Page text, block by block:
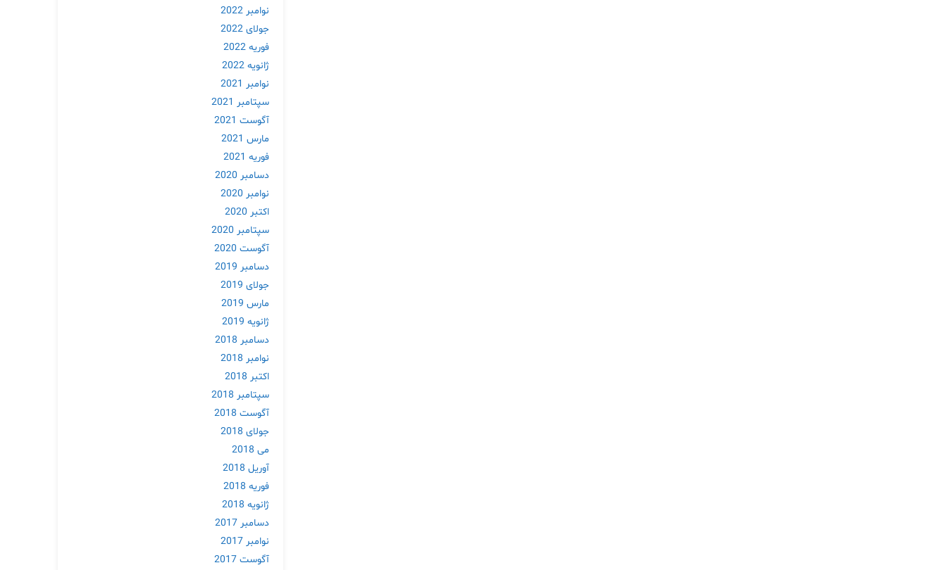
نوامبر 2022
جولای 2022
فوریه 2022
ژانویه 2022
نوامبر 2021
سپتامبر 2021
آگوست 2021
مارس 2021
فوریه 2021
دسامبر 2020
نوامبر 2020
اکتبر 2020
سپتامبر 2020
آگوست 2020
دسامبر 2019
جولای 2019
مارس 2019
ژانویه 2019
دسامبر 2018
نوامبر 2018
اکتبر 2018
سپتامبر 2018
آگوست 2018
جولای 2018
می 2018
آوریل 2018
فوریه 2018
ژانویه 2018
دسامبر 2017
نوامبر 2017
آگوست 2017